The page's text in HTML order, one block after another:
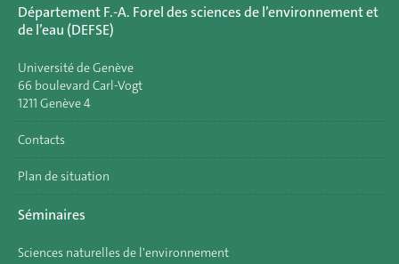
Département F.-A. Forel des sciences de l’environnement et
de l’eau (DEFSE)
Université de Genève
66 boulevard Carl-Vogt
1211 Genève 4
Contacts
Plan de situation
Séminaires
Sciences naturelles de l'environnement